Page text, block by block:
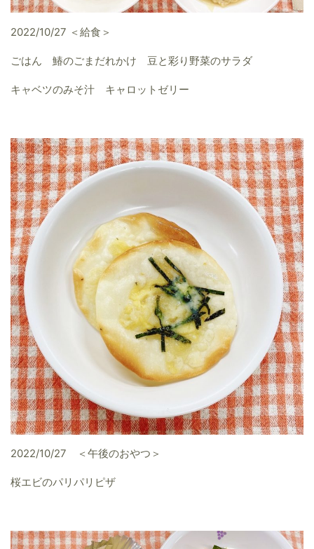
2022/10/27 ＜給食＞
ごはん 鰆のごまだれかけ 豆と彩り野菜のサラダ
キャベツのみそ汁 キャロットゼリー
2022/10/27 ＜午後のおやつ＞
桜エビのパリパリピザ